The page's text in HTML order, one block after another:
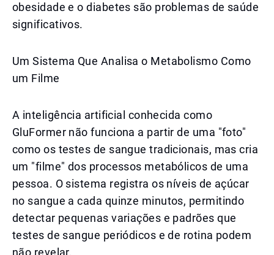
obesidade e o diabetes são problemas de saúde
significativos.
Um Sistema Que Analisa o Metabolismo Como
um Filme
A inteligência artificial conhecida como
GluFormer não funciona a partir de uma "foto"
como os testes de sangue tradicionais, mas cria
um "filme" dos processos metabólicos de uma
pessoa. O sistema registra os níveis de açúcar
no sangue a cada quinze minutos, permitindo
detectar pequenas variações e padrões que
testes de sangue periódicos e de rotina podem
não revelar.